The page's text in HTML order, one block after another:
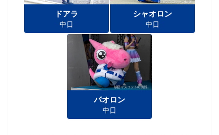
ドアラ
中日
シャオロン
中日
パオロン
中日